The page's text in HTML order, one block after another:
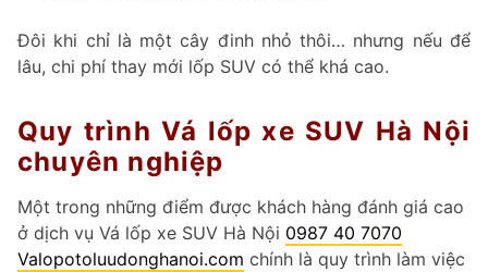
Đôi khi chỉ là một cây đinh nhỏ thôi… nhưng nếu để
lâu, chi phí thay mới lốp SUV có thể khá cao.
Quy trình Vá lốp xe SUV Hà Nội
chuyên nghiệp
Một trong những điểm được khách hàng đánh giá cao
ở dịch vụ Vá lốp xe SUV Hà Nội 0987 40 7070
Valopotoluudonghanoi.com chính là quy trình làm việc